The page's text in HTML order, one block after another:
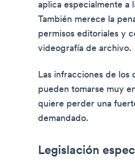
aplica especialmente a
También merece la
permisos editoriales y
videografía de archivo.
Las infracciones de
pueden tomarse muy
quiere perder una
demandado.
Legislación